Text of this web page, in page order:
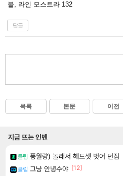
볼, 라인 모스트라 132
답글
목록 본문 이전
지금 뜨는 인벤
클립 풍월량) 놀래서 헤드셋 벗어 던짐
클립 그냥 안녕수야 [12]